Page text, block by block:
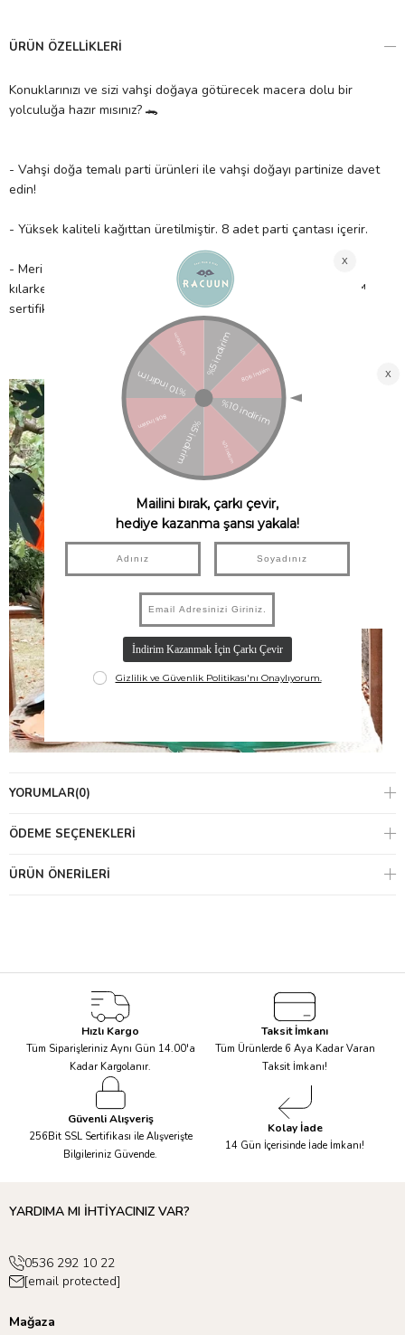
ÜRÜN ÖZELLIKLERI
Konuklarınızı ve sizi vahşi doğaya götürecek macera dolu bir
yolculuğa hazır mısınız? 🐊
- Vahşi doğa temalı parti ürünleri ile vahşi doğayı partinize davet
edin!
- Yüksek kaliteli kağıttan üretilmiştir. 8 adet parti çantası içerir.
- Meri Meri, eşsiz parti malzemeleri ile partinizi benzersiz
kılarken çocuklarımıza güvenli bir gelecek sağlamak için FSC™
sertifikalı kâğıt kullanır!
Harika Go Wild Temalı bir parti için masa düzenlemeleri,
süslemeler
temada ihtiyacınız olan her şey mevcut!
YORUMLAR(0)
ÖDEME SEÇENEKLERI
ÜRÜN ÖNERILERI
Hızlı Kargo
Tüm Siparişleriniz Aynı Gün 14.00'a
Kadar Kargolanır.
Taksit İmkanı
Tüm Ürünlerde 6 Aya Kadar Varan
Taksit İmkanı!
Güvenli Alışveriş
256Bit SSL Sertifikası ile Alışverişte
Bilgileriniz Güvende.
Kolay İade
14 Gün İçerisinde İade İmkanı!
YARDIMA MI İHTİYACINIZ VAR?
0536 292 10 22
[email protected]
Mağaza